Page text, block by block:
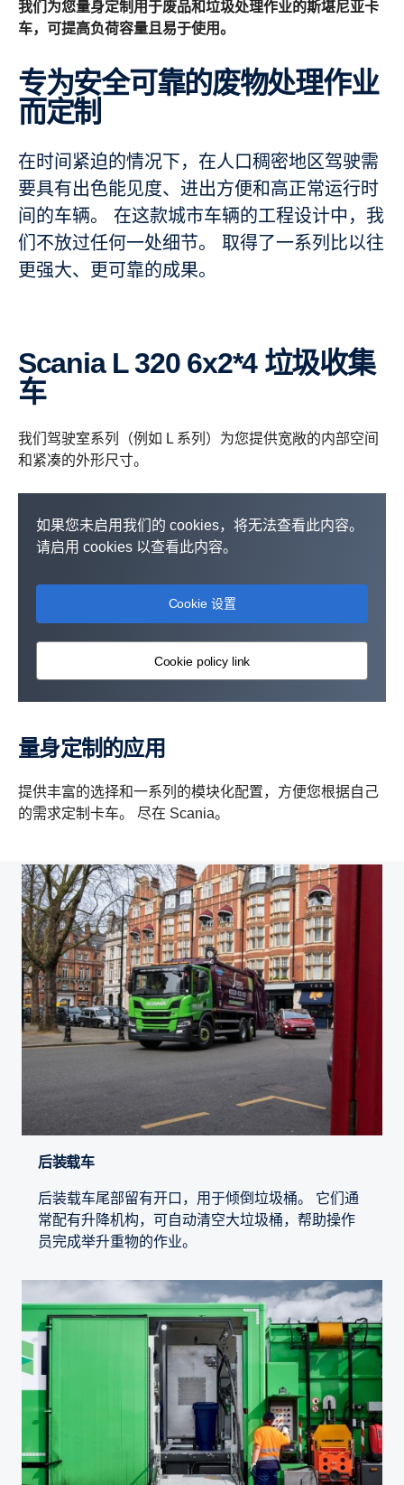
我们为您量身定制用于废品和垃圾处理作业的斯堪尼亚卡
车，可提高负荷容量且易于使用。
专为安全可靠的废物处理作业
而定制
在时间紧迫的情况下，在人口稠密地区驾驶需
要具有出色能见度、进出方便和高正常运行时
间的车辆。 在这款城市车辆的工程设计中，我
们不放过任何一处细节。 取得了一系列比以往
更强大、更可靠的成果。
Scania L 320 6x2*4 垃圾收集
车
我们驾驶室系列（例如 L 系列）为您提供宽敞的内部空间
和紧凑的外形尺寸。
如果您未启用我们的 cookies，将无法查看此内容。
请启用 cookies 以查看此内容。
Cookie 设置
Cookie policy link
量身定制的应用
提供丰富的选择和一系列的模块化配置，方便您根据自己
的需求定制卡车。 尽在 Scania。
后装载车
后装载车尾部留有开口，用于倾倒垃圾桶。 它们通
常配有升降机构，可自动清空大垃圾桶，帮助操作
员完成举升重物的作业。